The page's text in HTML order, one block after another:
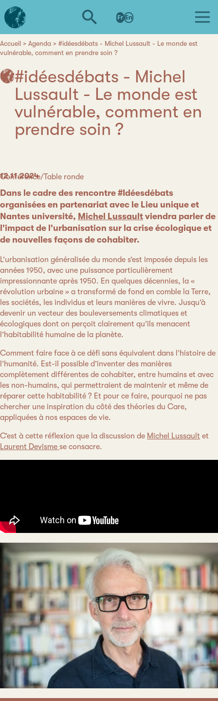
Aller
au
contenu
L'institut
d'études
avancées
de
Nantes
Fr En
Fil
d'Ariane
Accueil Agenda
#idéesdébats - Michel Lussault - Le monde est
vulnérable, comment en prendre soin ?
#idéesdébats - Michel
Lussault - Le monde est
vulnérable, comment en
prendre soin ?
Date
12.11.2024
Catégorie
Conférence/Table ronde
Dans le cadre des rencontre #Idéesdébats
organisées en partenariat avec le Lieu unique et
Nantes université, Michel Lussault viendra parler de
l'impact de l'urbanisation sur la crise écologique et
de nouvelles façons de cohabiter.
L’urbanisation généralisée du monde s’est imposée depuis les
années 1950, avec une puissance particulièrement
impressionnante après 1950. En quelques décennies, la «
révolution urbaine » a transformé de fond en comble la Terre,
les sociétés, les individus et leurs manières de vivre. Jusqu’à
devenir un vecteur des bouleversements climatiques et
écologiques dont on perçoit clairement qu’ils menacent
l’habitabilité humaine de la planète.
Comment faire face à ce défi sans équivalent dans l’histoire de
l’humanité. Est-il possible d’inventer des manières
complètement différentes de cohabiter, entre humains et avec
les non-humains, qui permettraient de maintenir et même de
réparer cette habitabilité ? Et pour ce faire, pourquoi ne pas
chercher une inspiration du côté des théories du Care,
appliquées à nos espaces de vie.
C’est à cette réflexion que la discussion de Michel Lussault et
Laurent Devisme se consacre.